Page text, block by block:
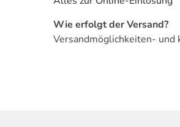
Wie erfolgt der Versand?
Versandmöglichkeiten- und